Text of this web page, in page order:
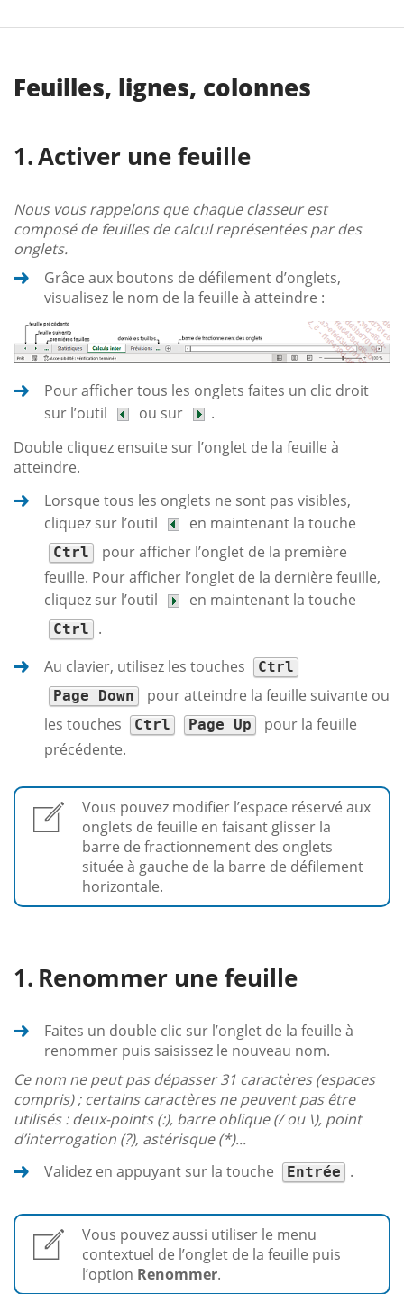
Feuilles, lignes, colonnes
Activer une feuille
Nous vous rappelons que chaque classeur est
composé de feuilles de calcul représentées par des
onglets.
Grâce aux boutons de défilement d’onglets,
visualisez le nom de la feuille à atteindre :
Pour afficher tous les onglets faites un clic droit
sur l’outil
ou sur
.
Double cliquez ensuite sur l’onglet de la feuille à
atteindre.
Lorsque tous les onglets ne sont pas visibles,
cliquez sur l’outil
en maintenant la touche
Ctrl
pour afficher l’onglet de la première
feuille. Pour afficher l’onglet de la dernière feuille,
cliquez sur l’outil
en maintenant la touche
Ctrl
.
Au clavier, utilisez les touches
Ctrl
Page Down
pour atteindre la feuille suivante ou
les touches
Ctrl Page Up
pour la feuille
précédente.
Vous pouvez modifier l’espace réservé aux
onglets de feuille en faisant glisser la
barre de fractionnement des onglets
située à gauche de la barre de défilement
horizontale.
Renommer une feuille
Faites un double clic sur l’onglet de la feuille à
renommer puis saisissez le nouveau nom.
Ce nom ne peut pas dépasser 31 caractères (espaces
compris) ; certains caractères ne peuvent pas être
utilisés : deux-points (:), barre oblique (/ ou \), point
d’interrogation (?), astérisque (*)...
Validez en appuyant sur la touche
Entrée .
Vous pouvez aussi utiliser le menu
contextuel de l’onglet de la feuille puis
l’option Renommer.